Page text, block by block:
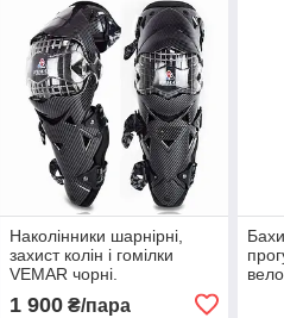
Наколінники шарнірні,
захист колін і гомілки
VEMAR чорні.
1 900₴/пара